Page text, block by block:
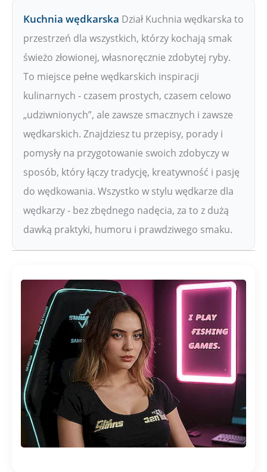
Kuchnia wędkarska Dział Kuchnia wędkarska to
przestrzeń dla wszystkich, którzy kochają smak
świeżo złowionej, własnoręcznie zdobytej ryby.
To miejsce pełne wędkarskich inspiracji
kulinarnych - czasem prostych, czasem celowo
„udziwnionych”, ale zawsze smacznych i zawsze
wędkarskich. Znajdziesz tu przepisy, porady i
pomysły na przygotowanie swoich zdobyczy w
sposób, który łączy tradycję, kreatywność i pasję
do wędkowania. Wszystko w stylu wędkarze dla
wędkarzy - bez zbędnego nadęcia, za to z dużą
dawką praktyki, humoru i prawdziwego smaku.